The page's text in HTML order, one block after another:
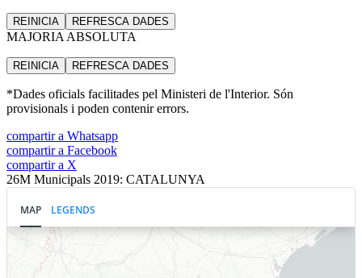
REINICIA REFRESCA DADES
MAJORIA ABSOLUTA
REINICIA REFRESCA DADES
*Dades oficials facilitades pel Ministeri de l'Interior. Són
provisionals i poden contenir errors.
compartir a Whatsapp
compartir a Facebook
compartir a X
26M Municipals 2019: CATALUNYA